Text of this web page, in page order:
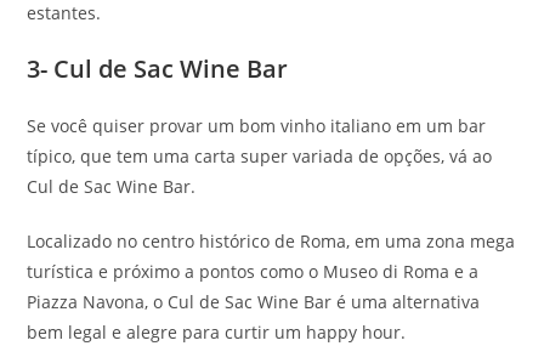
estantes.
3- Cul de Sac Wine Bar
Se você quiser provar um bom vinho italiano em um bar
típico, que tem uma carta super variada de opções, vá ao
Cul de Sac Wine Bar.
Localizado no centro histórico de Roma, em uma zona mega
turística e próximo a pontos como o Museo di Roma e a
Piazza Navona, o Cul de Sac Wine Bar é uma alternativa
bem legal e alegre para curtir um happy hour.